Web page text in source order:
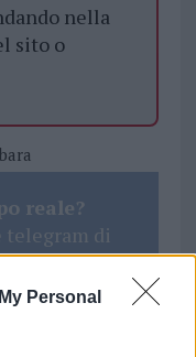
Personal
nella
sito o
reale?
telegram di